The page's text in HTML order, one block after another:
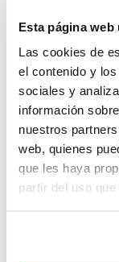
Esta página web
Las cookies de
el contenido y
sociales y
información
nuestros
web, quienes
que les haya
partir del uso
TDS / Ficha
Regístrate para
descargas
SDS/ Hoja de
Regístrate para
descargas
Los
listos para